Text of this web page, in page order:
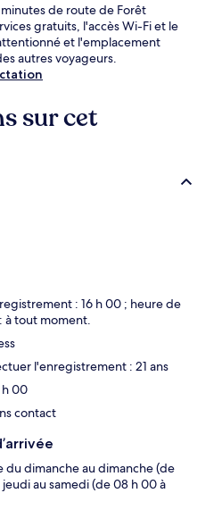
de route de Forêt
gratuits, l'accès Wi-Fi et le
et l'emplacement
autres voyageurs.
sur cet
: 16 h 00 ; heure de
à tout moment.
l'enregistrement : 21 ans
h 00
contact
du dimanche au dimanche (de
au samedi (de 08 h 00 à